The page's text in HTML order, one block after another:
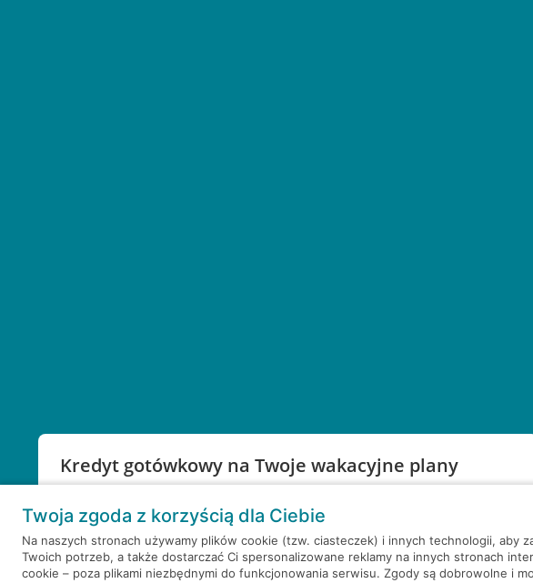
Kredyt gotówkowy na Twoje wakacyjne plany
RRSO: 9,6%
WEŹ KREDYT NOTA PRAWNA
Twoja zgoda z korzyścią dla Ciebie
Na naszych stronach używamy plików cookie (tzw. ciasteczek) i innych technologii, aby
Twoich potrzeb, a także dostarczać Ci spersonalizowane reklamy na innych stronach
cookie – poza plikami niezbędnymi do funkcjonowania serwisu. Zgody są dobrowolne i